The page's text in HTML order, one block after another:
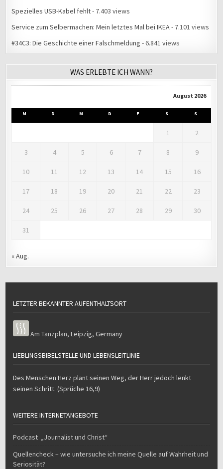
Spezielles USB-Kabel fehlt- 7.403 views
Service zum Selbermachen: Mein letztes Mal bei IKEA- 7.101 views
#34C3: Die Geschichte einer Falschmeldung - 6.841 views
WAS ERLEBTE ICH WANN?
August 2026
M D M D F S S
1 2
3 4 5 6 7 8 9
10 11 12 13 14 15 16
17 18 19 20 21 22 23
24 25 26 27 28 29 30
31
« Aug.
LETZTER BEKANNTER AUFENTHALTSORT
Am Tanzplan,Leipzig,Germany
LIEBLINGSBIBELSTELLE UND LEBENSLEITLINIE
Des Menschen Herz plant seinen Weg, der Herr jedoch lenkt
seinen Schritt. (Sprüche 16,9)
WEITERE INTERNETANGEBOTE
Podcast „Journalist und Christ“
Quellencheck – wie untersuche ich meine Quelle auf Wahrheit und
Seriosität?